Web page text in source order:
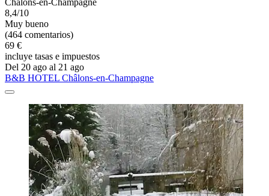
Chalons-en-Champagne
8,4/10
Muy bueno
(464 comentarios)
69 €
incluye tasas e impuestos
Del 20 ago al 21 ago
B&B HOTEL Châlons-en-Champagne